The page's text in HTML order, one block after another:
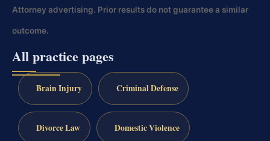
Attorney advertising. Prior results do not guarantee a similar
outcome.
All practice pages
Brain Injury Criminal Defense
Divorce Law Domestic Violence